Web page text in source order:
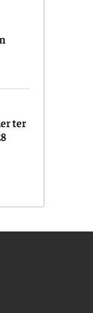
ter